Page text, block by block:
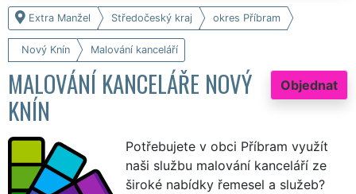
Extra Manžel Středočeský kraj okres Příbram
Nový Knín Malování kanceláří
Objednat
MALOVÁNÍ KANCELÁŘE NOVÝ
KNÍN
Potřebujete v obci Příbram využít
naši službu malování kanceláří ze
široké nabídky řemesel a služeb?